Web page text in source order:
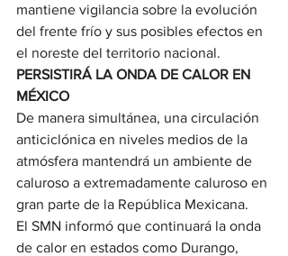
mantiene vigilancia sobre la evolución
del frente frío y sus posibles efectos en
el noreste del territorio nacional.
PERSISTIRÁ LA ONDA DE CALOR EN
MÉXICO
De manera simultánea, una circulación
anticiclónica en niveles medios de la
atmósfera mantendrá un ambiente de
caluroso a extremadamente caluroso en
gran parte de la República Mexicana.
El SMN informó que continuará la onda
de calor en estados como Durango,